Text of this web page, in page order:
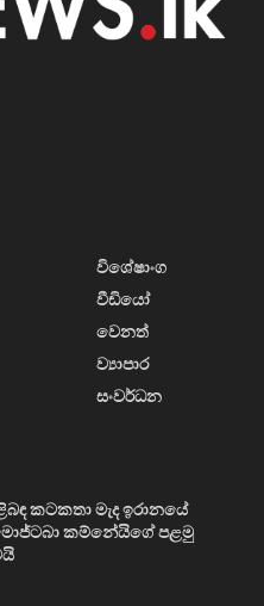
විශේෂාංග
වීඩියෝ
වෙනත්
ව්‍යාපාර
සංවර්ධන
කටකතා මැද ඉරානයේ
කම්නේයිගේ පළමු